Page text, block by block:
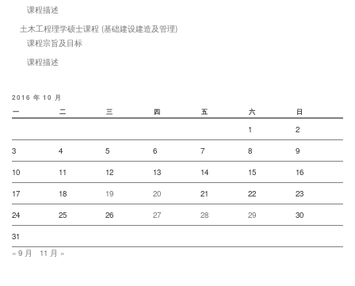
课程描述
土木工程理学硕士课程 (基础建设建造及管理)
课程宗旨及目标
课程描述
2016 年 10 月
一 二 三 四 五 六 日
1
2
3
4 5 6 7 8
9
10
11 12 13 14 15
16
17
18 19 20 21 22
23
24
25 26 27 28 29
30
31
« 9 月
11 月 »